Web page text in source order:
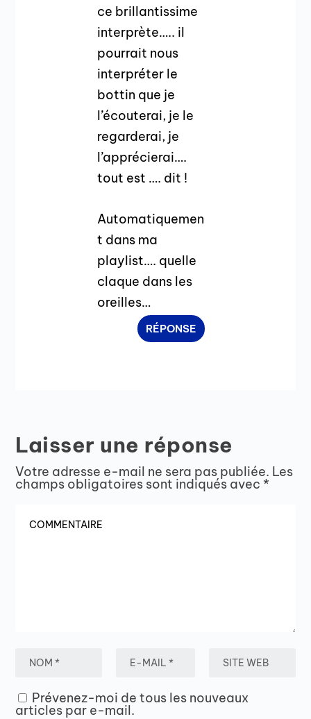
ce brillantissime
interprète….. il
pourrait nous
interpréter le
bottin que je
l’écouterai, je le
regarderai, je
l’apprécierai….
tout est …. dit !
Automatiquemen
t dans ma
playlist…. quelle
claque dans les
oreilles…
RÉPONSE
Laisser une réponse
Votre adresse e-mail ne sera pas publiée. Les
champs obligatoires sont indiqués avec *
Prévenez-moi de tous les nouveaux
articles par e-mail.